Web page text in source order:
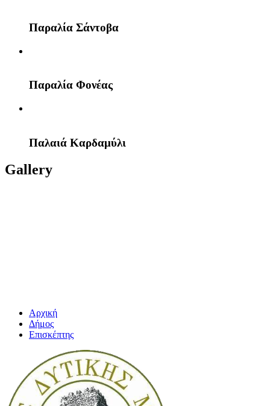
Παραλία Σάντοβα
Παραλία Φονέας
Παλαιά Καρδαμύλι
Gallery
Αρχική
Δήμος
Επισκέπτης